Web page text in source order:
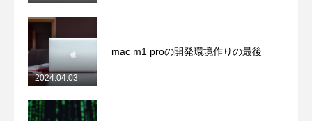
mac m1 proの開発環境作りの最後
2024.04.03